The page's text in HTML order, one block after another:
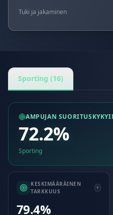
Tuki ja jakaminen
Sporting (16)
AMPUJAN
72.2%
Sporting
KESKIMÄÄRÄINEN
TARKKUUS
79.4%